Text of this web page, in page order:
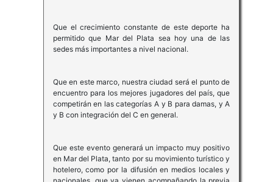
Que el crecimiento constante de este deporte ha
permitido que Mar del Plata sea hoy una de las
sedes más importantes a nivel nacional.
Que en este marco, nuestra ciudad será el punto de
encuentro para los mejores jugadores del país, que
competirán en las categorías A y B para damas, y A
y B con integración del C en general.
Que este evento generará un impacto muy positivo
en Mar del Plata, tanto por su movimiento turístico y
hotelero, como por la difusión en medios locales y